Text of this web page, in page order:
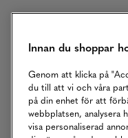
Returer
Innan du shoppar
Genom att klicka på
du till att vi och våra
på din enhet för att
webbplatsen, analysera
visa personaliserad